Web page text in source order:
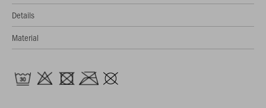
Details
Material